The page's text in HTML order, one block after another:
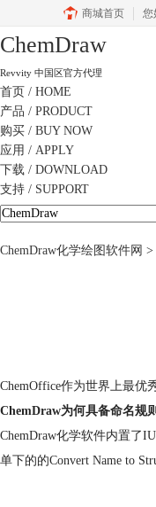
商城首页 您
ChemDraw
Revvity 中国区官方代理
首页 / HOME
产品 / PRODUCT
购买 / BUY NOW
应用 / APPLY
下载 / DOWNLOAD
支持 / SUPPORT
ChemDraw化学绘图软件网 >
ChemOffice作为世界上最优
ChemDraw为何具备命名规则
ChemDraw化学软件内置了
单下的的Convert Name to